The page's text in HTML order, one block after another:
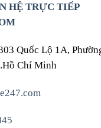
HỆ TRỰC TIẾP
Quốc Lộ 1A,
Chí Minh